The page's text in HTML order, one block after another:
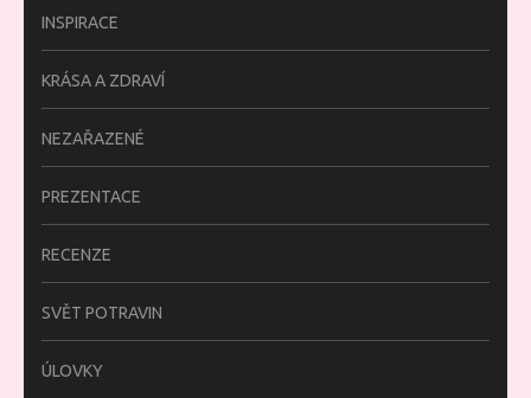
INSPIRACE
KRÁSA A ZDRAVÍ
NEZAŘAZENÉ
PREZENTACE
RECENZE
SVĚT POTRAVIN
ÚLOVKY